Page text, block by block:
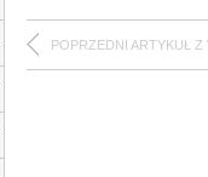
POPRZEDNI ARTYKUŁ Z